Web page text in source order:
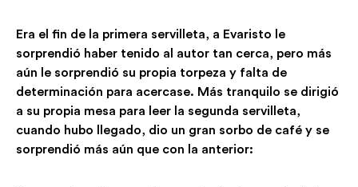
Era el fin de la primera servilleta, a Evaristo le
sorprendió haber tenido al autor tan cerca, pero más
aún le sorprendió su propia torpeza y falta de
determinación para acercase. Más tranquilo se dirigió
a su propia mesa para leer la segunda servilleta,
cuando hubo llegado, dio un gran sorbo de café y se
sorprendió más aún que con la anterior: